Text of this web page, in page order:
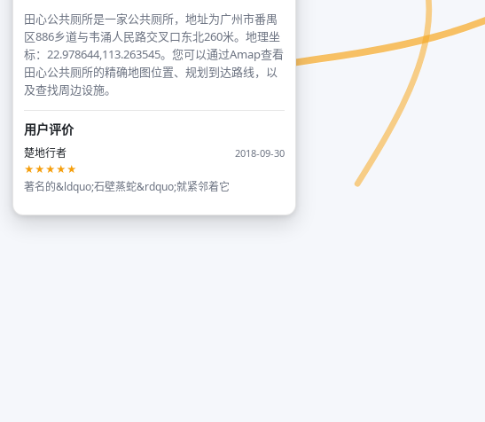
田心公共厕所是一家公共厕所，地址为广州市番禺
区886乡道与韦涌人民路交叉口东北260米。地理坐
标：22.978644,113.263545。您可以通过Amap查看
田心公共厕所的精确地图位置、规划到达路线，以
及查找周边设施。
用户评价
楚地行者
2018-09-30
★★★★★
著名的&ldquo;石壁蒸蛇&rdquo;就紧邻着它